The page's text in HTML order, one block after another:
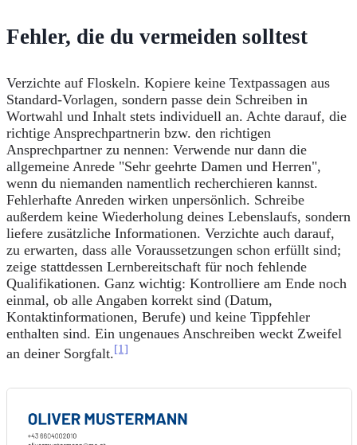
Fehler, die du vermeiden solltest
Verzichte auf Floskeln. Kopiere keine Textpassagen aus
Standard-Vorlagen, sondern passe dein Schreiben in
Wortwahl und Inhalt stets individuell an. Achte darauf, die
richtige Ansprechpartnerin bzw. den richtigen
Ansprechpartner zu nennen: Verwende nur dann die
allgemeine Anrede "Sehr geehrte Damen und Herren",
wenn du niemanden namentlich recherchieren kannst.
Fehlerhafte Anreden wirken unpersönlich. Schreibe
außerdem keine Wiederholung deines Lebenslaufs, sondern
liefere zusätzliche Informationen. Verzichte auch darauf,
zu erwarten, dass alle Voraussetzungen schon erfüllt sind;
zeige stattdessen Lernbereitschaft für noch fehlende
Qualifikationen. Ganz wichtig: Kontrolliere am Ende noch
einmal, ob alle Angaben korrekt sind (Datum,
Kontaktinformationen, Berufe) und keine Tippfehler
enthalten sind. Ein ungenaues Anschreiben weckt Zweifel
an deiner Sorgfalt.[1]